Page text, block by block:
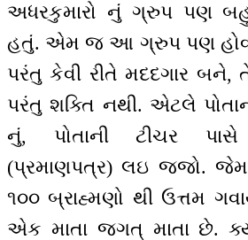
અધરકુમારો નું ગ્રુપ પણ
હતું. એમ જ આ ગ્રુપ પણ
પરંતુ કેવી રીતે મદદગાર બને,
પરંતુ શક્તિ નથી. એટલે
નું, પોતાની ટીચર પાસે
(પ્રમાણપત્ર) લઇ જજો.
૧૦૦ બ્રાહ્મણો થી ઉત્તમ
એક માતા જગત્ માતા છે.